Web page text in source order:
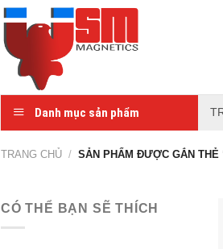
Danh mục sản phẩm
TRANG CHỦ / SẢN PHẨM ĐƯỢC GẮN THẺ
CÓ THỂ BẠN SẼ THÍCH